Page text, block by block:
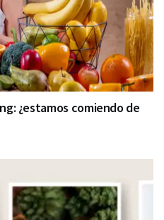
¿estamos comiendo de